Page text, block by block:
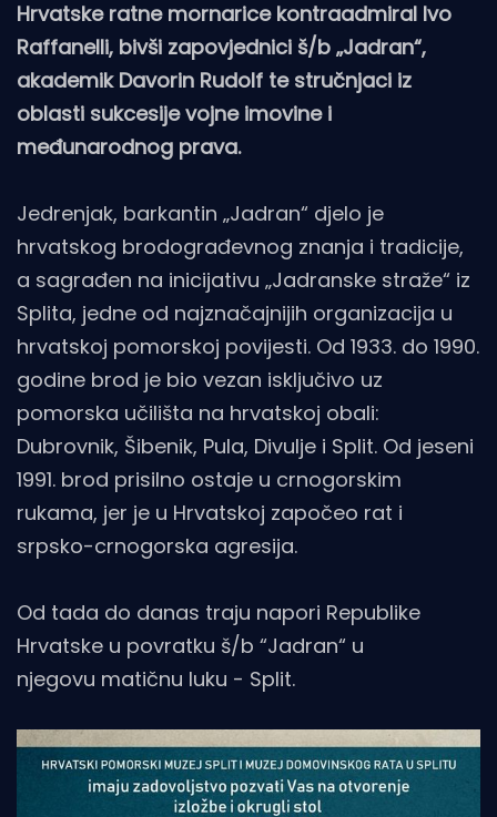
Hrvatske ratne mornarice kontraadmiral Ivo
Raffanelli, bivši zapovjednici š/b „Jadran“,
akademik Davorin Rudolf te stručnjaci iz
oblasti sukcesije vojne imovine i
međunarodnog prava.
Jedrenjak, barkantin „Jadran“ djelo je
hrvatskog brodograđevnog znanja i tradicije,
a sagrađen na inicijativu „Jadranske straže“ iz
Splita, jedne od najznačajnijih organizacija u
hrvatskoj pomorskoj povijesti. Od 1933. do 1990.
godine brod je bio vezan isključivo uz
pomorska učilišta na hrvatskoj obali:
Dubrovnik, Šibenik, Pula, Divulje i Split. Od jeseni
1991. brod prisilno ostaje u crnogorskim
rukama, jer je u Hrvatskoj započeo rat i
srpsko-crnogorska agresija.
Od tada do danas traju napori Republike
Hrvatske u povratku š/b “Jadran“ u
njegovu matičnu luku - Split.